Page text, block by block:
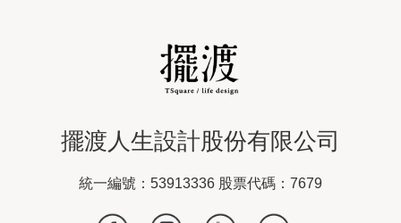
擺渡人生設計股份有限公司
統一編號：53913336 股票代碼：7679